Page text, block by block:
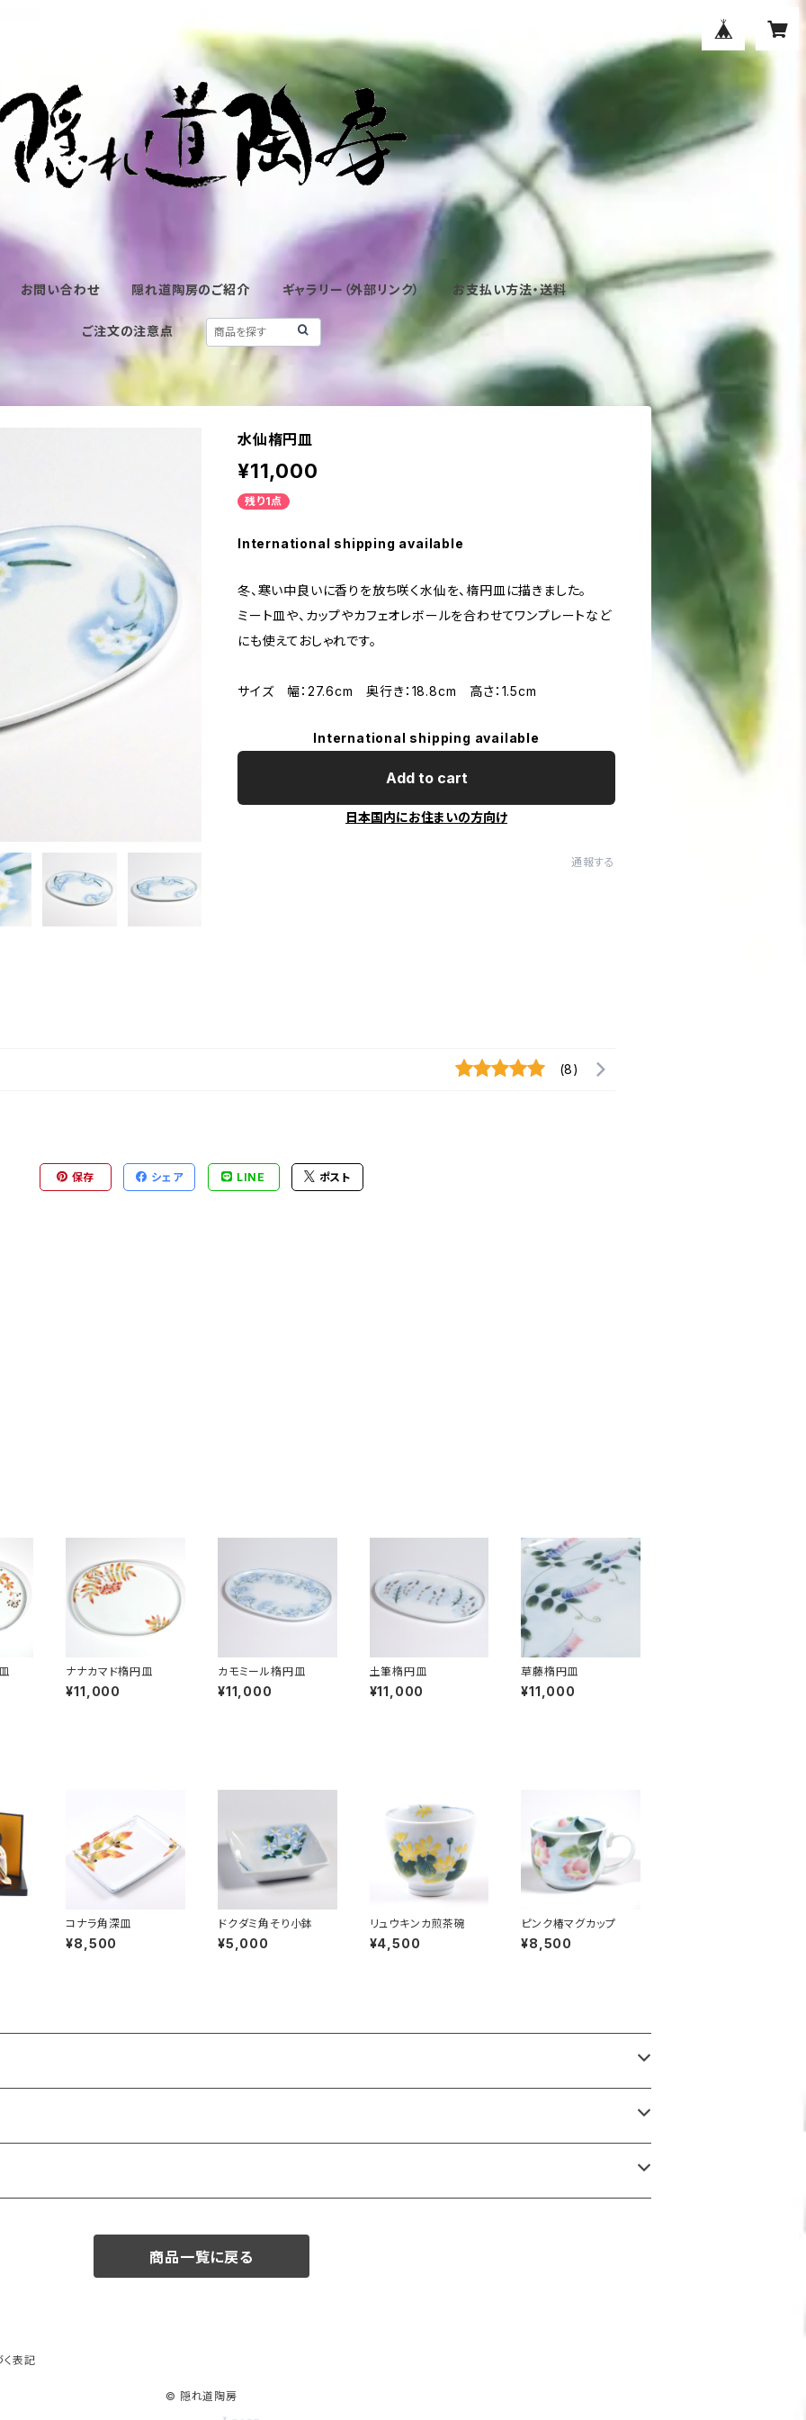
お問い合わせ 隠れ道陶房のご紹介 ギャラリー（外部リンク） お支払い方法・送料
ご注文の注意点
水仙楕円皿
¥11,000
残り1点
International shipping available
冬、寒い中良いに香りを放ち咲く水仙を、楕円皿に描きました。
ミート皿や、カップやカフェオレボールを合わせてワンプレートなど
にも使えておしゃれです。
サイズ 幅：27.6cm 奥行き：18.8cm 高さ：1.5cm
International shipping available
Add to cart
日本国内にお住まいの方向け
通報する
(8)
保存 シェア LINE ポスト
ナナカマド楕円皿
¥11,000
カモミール楕円皿
¥11,000
土筆楕円皿
¥11,000
草藤楕円皿
¥11,000
コナラ角深皿
¥8,500
ドクダミ角そり小鉢
¥5,000
リュウキンカ煎茶碗
¥4,500
ピンク椿マグカップ
¥8,500
商品一覧に戻る
表記
© 隠れ道陶房